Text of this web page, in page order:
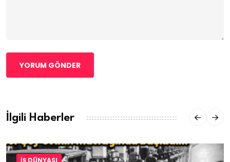
YORUM GÖNDER
İlgili Haberler